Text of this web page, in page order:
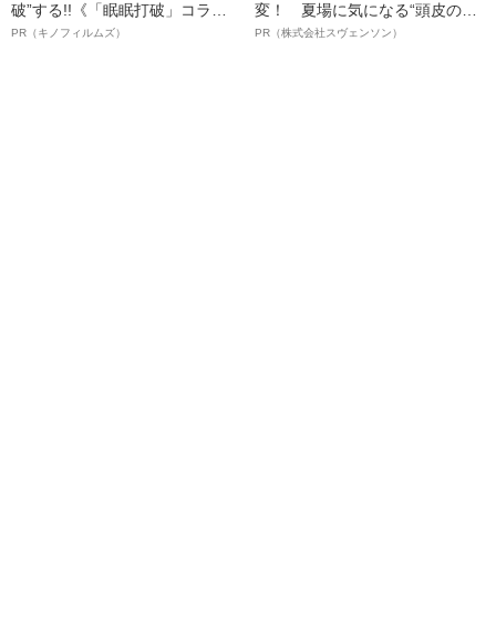
破”する!!《「眠眠打破」コラ
ボ》
PR（キノフィルムズ）
変！ 夏場に気になる“頭皮のニ
オイ”や“ベタつき”を解消す
PR（株式会社スヴェンソン）